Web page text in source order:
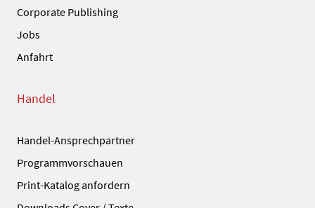
Corporate Publishing
Jobs
Anfahrt
Handel
Handel-Ansprechpartner
Programmvorschauen
Print-Katalog anfordern